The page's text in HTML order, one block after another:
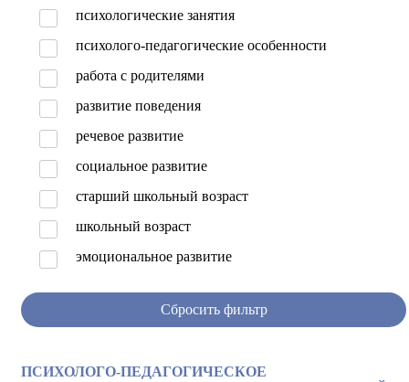
психологические занятия
психолого-педагогические особенности
работа с родителями
развитие поведения
речевое развитие
социальное развитие
старший школьный возраст
школьный возраст
эмоциональное развитие
Сбросить фильтр
ПСИХОЛОГО-ПЕДАГОГИЧЕСКОЕ